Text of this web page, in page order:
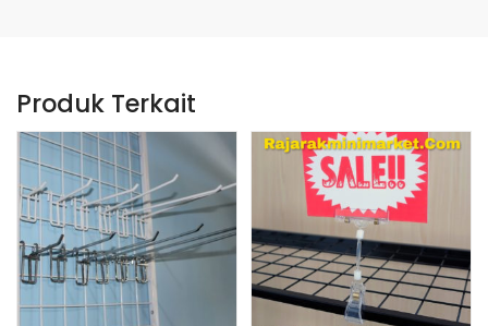
Produk Terkait